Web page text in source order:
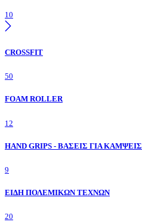
10
CROSSFIT
50
FOAM ROLLER
12
HAND GRIPS - ΒΑΣΕΙΣ ΓΙΑ ΚΑΜΨΕΙΣ
9
ΕΙΔΗ ΠΟΛΕΜΙΚΩΝ ΤΕΧΝΩΝ
20